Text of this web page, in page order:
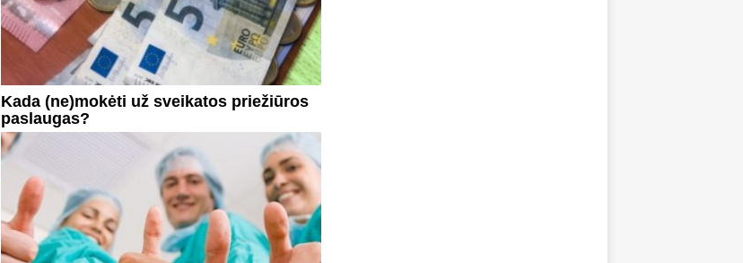
Kada (ne)mokėti už sveikatos priežiūros
paslaugas?